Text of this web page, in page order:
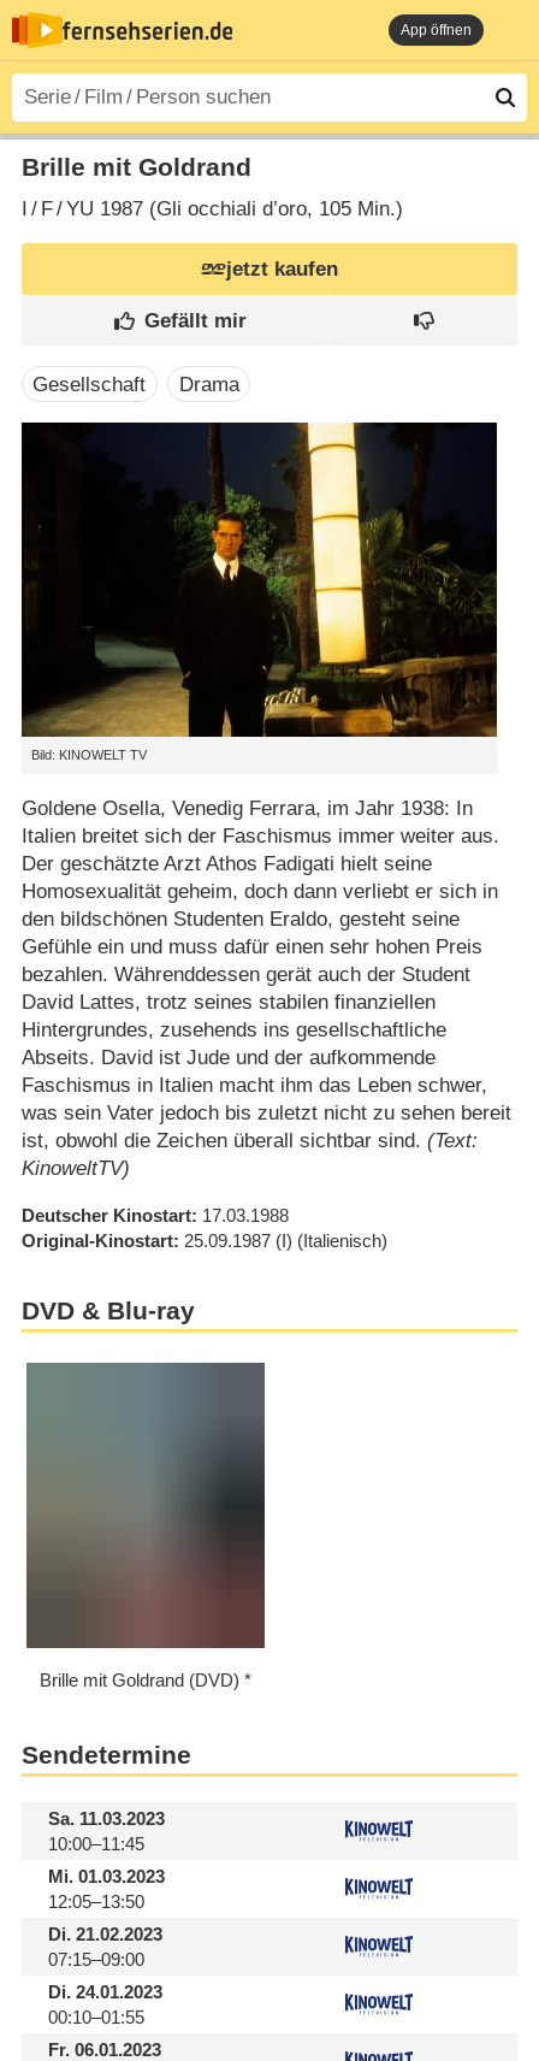
App öffnen
Brille mit Goldrand
/ F/YU 1987 (Gli occhiali d’oro‎, 105 Min.)
jetzt kaufen
Gesellschaft Drama
Bild: KINOWELT TV
Goldene Osella, Venedig Ferrara, im Jahr 1938: In
Italien breitet sich der Faschismus immer weiter aus.
Der geschätzte Arzt Athos Fadigati hielt seine
Homosexualität geheim, doch dann verliebt er sich in
den bildschönen Studenten Eraldo, gesteht seine
Gefühle ein und muss dafür einen sehr hohen Preis
bezahlen. Währenddessen gerät auch der Student
David Lattes, trotz seines stabilen finanziellen
Hintergrundes, zusehends ins gesellschaftliche
Abseits. David ist Jude und der aufkommende
Faschismus in Italien macht ihm das Leben schwer,
was sein Vater jedoch bis zuletzt nicht zu sehen bereit
ist, obwohl die Zeichen überall sichtbar sind. (Text:
KinoweltTV)
Deutscher Kinostart 17.03.1988
Original-Kinostart 25.09.1987 (I) (Italienisch)
DVD & Blu-ray
Brille mit Goldrand (DVD)
Sendetermine
Sa.11.03.2023
10:00–11:45
Mi.01.03.2023
12:05–13:50
Di.21.02.2023
07:15–09:00
Di.24.01.2023
00:10–01:55
Fr.06.01.2023